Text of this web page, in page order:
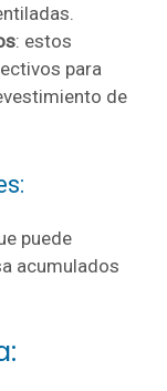
: estos
para
de
puede
acumulados